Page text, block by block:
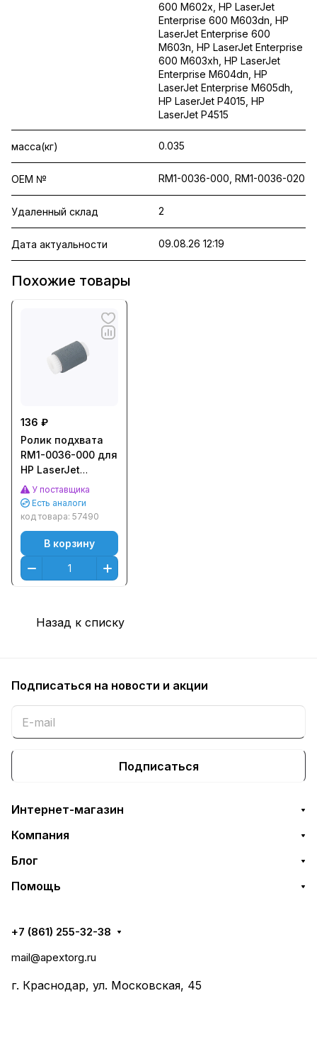
600 M602x, HP LaserJet
Enterprise 600 M603dn, HP
LaserJet Enterprise 600
M603n, HP LaserJet Enterprise
600 M603xh, HP LaserJet
Enterprise M604dn, HP
LaserJet Enterprise M605dh,
HP LaserJet P4015, HP
LaserJet P4515
масса(кг) 0.035
OEM № RM1-0036-000, RM1-0036-020
Удаленный склад 2
Дата актуальности 09.08.26 12:19
Похожие товары
136 ₽
Ролик подхвата
RM1-0036-000 для
HP LaserJet
4200/4300/4250/4350/5200,
M604/M605/M606
(CET), CET1067E
У поставщика
Есть аналоги
код товара: 57490
В корзину
Назад к списку
Подписаться на новости и акции
Подписаться
Интернет-магазин
Компания
Блог
Помощь
+7 (861) 255-32-38
mail@apextorg.ru
г. Краснодар, ул. Московская, 45